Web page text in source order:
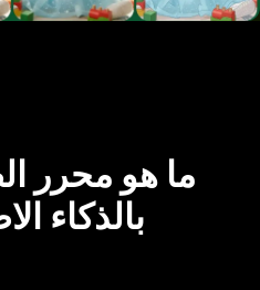
ما هو محرر
بالذكاء